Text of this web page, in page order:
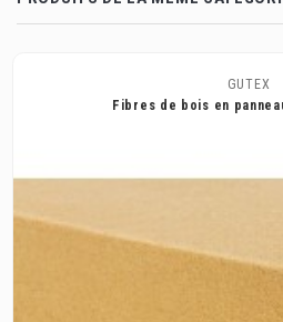
GUTEX
Fibres de bois en